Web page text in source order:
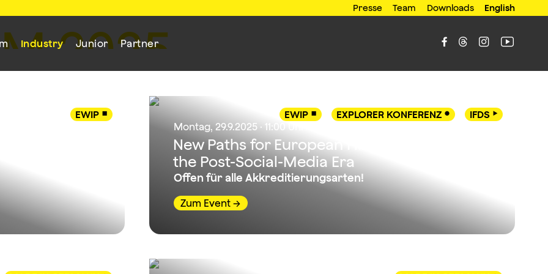
Presse Team Downloads English
Industry Junior Partner    
M 2025
EWIP  EWIP  EXPLORER KONFERENZ  IFDS 
Montag, 29.9.2025 · 11:00 Uhr
New Paths for European Film Distribution in
the Post-Social-Media Era
Offen für alle Akkreditierungsarten!
Zum Event